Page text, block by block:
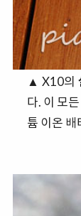
▲ X10의
다. 이 모
튬 이온